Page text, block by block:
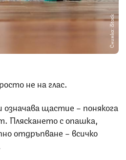
Снимка: iStock
не на глас.
щастие – понякога
Пляскането с опашка,
отдръпване – всичко